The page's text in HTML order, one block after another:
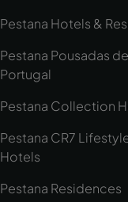
Pestana Hotels &
Pestana Pousadas de
Portugal
Pestana Collection
Pestana CR7
Hotels
Pestana Residences